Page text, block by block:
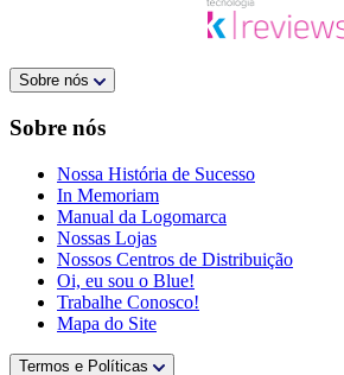
Sobre nós
Sobre nós
Nossa História de Sucesso
In Memoriam
Manual da Logomarca
Nossas Lojas
Nossos Centros de Distribuição
Oi, eu sou o Blue!
Trabalhe Conosco!
Mapa do Site
Termos e Políticas